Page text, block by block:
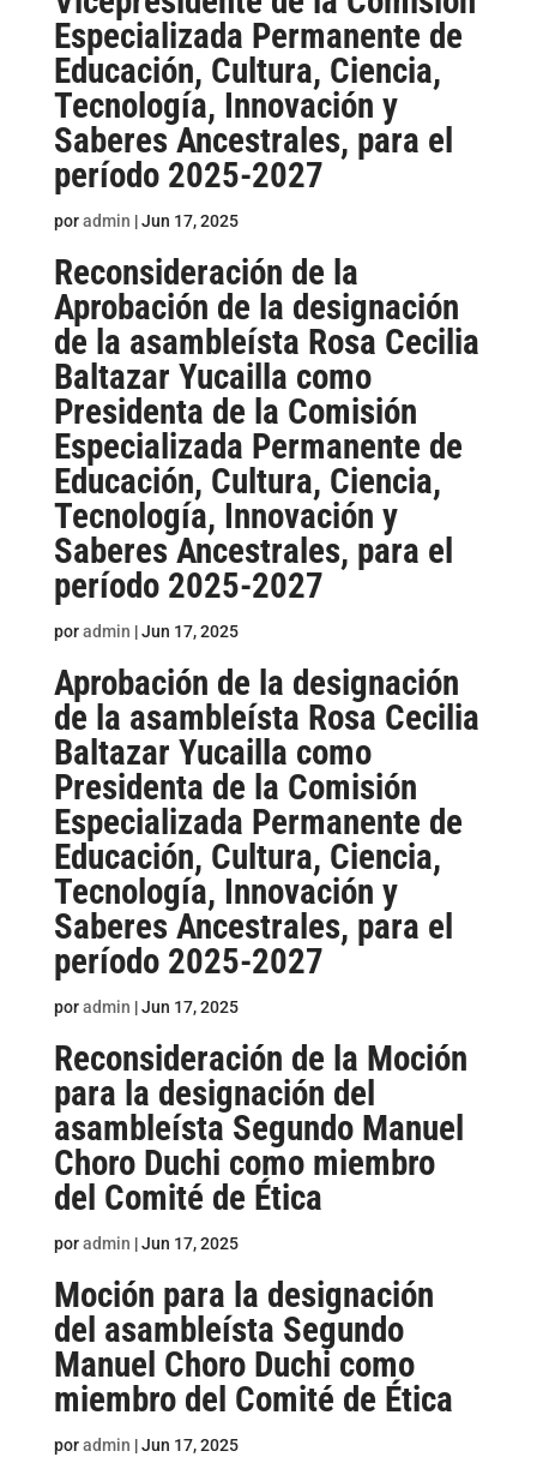
Especializada Permanente de
Educación, Cultura, Ciencia,
Tecnología, Innovación y
Saberes Ancestrales, para el
período 2025-2027
poradmin |Jun 17, 2025
Reconsideración de la
Aprobación de la designación
de la asambleísta Rosa Cecilia
Baltazar Yucailla como
Presidenta de la Comisión
Especializada Permanente de
Educación, Cultura, Ciencia,
Tecnología, Innovación y
Saberes Ancestrales, para el
período 2025-2027
poradmin |Jun 17, 2025
Aprobación de la designación
de la asambleísta Rosa Cecilia
Baltazar Yucailla como
Presidenta de la Comisión
Especializada Permanente de
Educación, Cultura, Ciencia,
Tecnología, Innovación y
Saberes Ancestrales, para el
período 2025-2027
poradmin |Jun 17, 2025
Reconsideración de la Moción
para la designación del
asambleísta Segundo Manuel
Choro Duchi como miembro
del Comité de Ética
poradmin |Jun 17, 2025
Moción para la designación
del asambleísta Segundo
Manuel Choro Duchi como
miembro del Comité de Ética
poradmin |Jun 17, 2025